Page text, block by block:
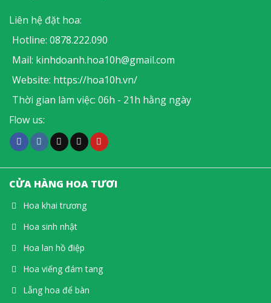
Liên hệ đặt hoa:
Hotline: 0878.222.090
Mail: kinhdoanh.hoa10h@gmail.com
Website: https://hoa10h.vn/
Thời gian làm việc: 06h - 21h hằng ngày
Flow us:
CỬA HÀNG HOA TƯƠI
Hoa khai trương
Hoa sinh nhật
Hoa lan hồ điệp
Hoa viếng đám tang
Lẵng hoa để bàn